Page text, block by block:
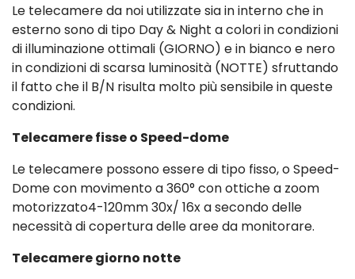
Le telecamere da noi utilizzate sia in interno che in
esterno sono di tipo Day & Night a colori in condizioni
di illuminazione ottimali (GIORNO) e in bianco e nero
in condizioni di scarsa luminosità (NOTTE) sfruttando
il fatto che il B/N risulta molto più sensibile in queste
condizioni.
Telecamere fisse o Speed-dome
Le telecamere possono essere di tipo fisso, o Speed-
Dome con movimento a 360° con ottiche a zoom
motorizzato4-120mm 30x/ 16x a secondo delle
necessità di copertura delle aree da monitorare.
Telecamere giorno notte